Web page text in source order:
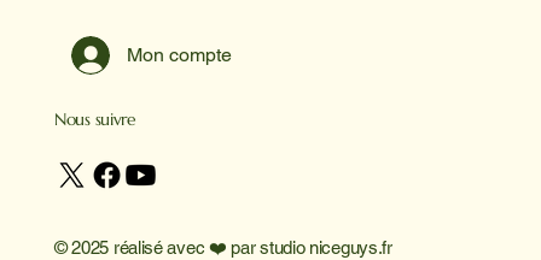
Mon compte
Nous suivre
© 2025 réalisé avec ❤️ parstudio niceguys.fr